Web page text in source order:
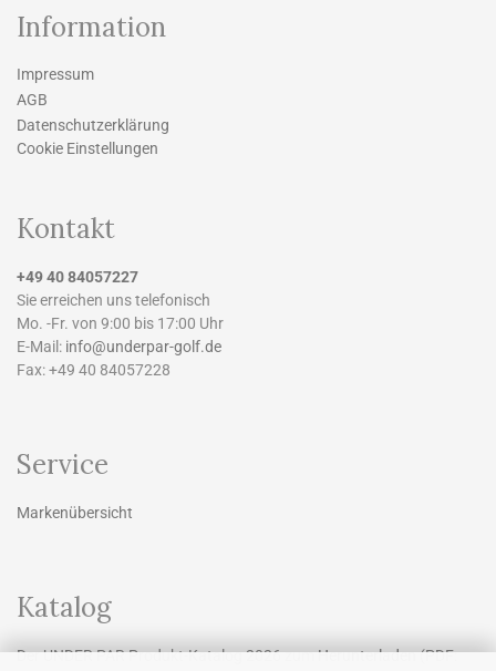
Information
Impressum
AGB
Datenschutzerklärung
Cookie Einstellungen
Kontakt
+49 40 84057227
Sie erreichen uns telefonisch
Mo. -Fr. von 9:00 bis 17:00 Uhr
E-Mail: info@underpar-golf.de
Fax: +49 40 84057228
Service
Markenübersicht
Katalog
Der UNDER PAR Produkt-Katalog 2026 zumHerunterladen(PDF: